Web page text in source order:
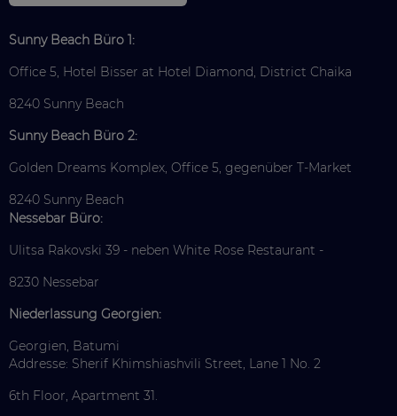
Sunny Beach Büro 1:
Office 5, Hotel Bisser at Hotel Diamond, District Chaika
8240 Sunny Beach
Sunny Beach Büro 2:
Golden Dreams Komplex, Office 5, gegenüber T-Market
8240 Sunny Beach
Nessebar Büro:
Ulitsa Rakovski 39 - neben White Rose Restaurant -
8230 Nessebar
Niederlassung Georgien:
Georgien, Batumi
Addresse: Sherif Khimshiashvili Street, Lane 1 No. 2
6th Floor, Apartment 31.